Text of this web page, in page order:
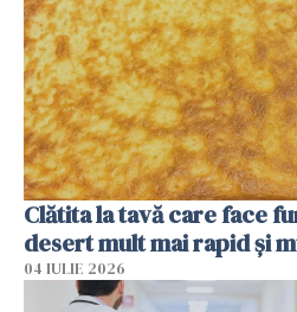
Clătita la tavă care face
desert mult mai rapid și
04 IULIE 2026